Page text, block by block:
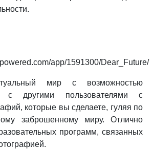
app/1591300/Dear_Future/
мир с возможностью
с другими пользователями с
которые вы сделаете, гуляя по
заброшенному миру. Отлично
программ, связанных